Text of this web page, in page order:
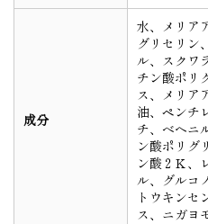
成分
水、メリア
グリセリン
ル、スクワ
チン酸ポリ
ス、メリア
油、ペンチ
チ、ベヘニ
ン酸ポリグ
ン酸２Ｋ、
ル、グルコ
トウキンセ
ス、ニガヨ